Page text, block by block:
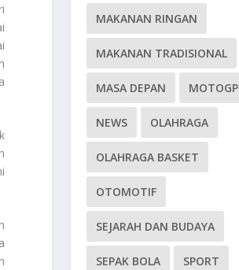
MAKANAN RINGAN
MAKANAN TRADISIONAL
MASA DEPAN MOTOGP
NEWS OLAHRAGA
OLAHRAGA BASKET
OTOMOTIF
SEJARAH DAN BUDAYA
SEPAK BOLA SPORT